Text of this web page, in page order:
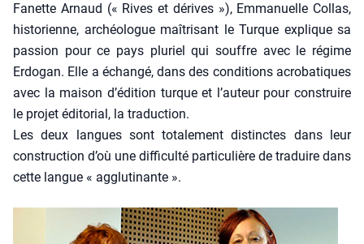
Fanette Arnaud (« Rives et dérives »), Emma­nuelle Col­las,
his­to­rienne, archéo­logue maî­tri­sant le Turque explique sa
pas­sion pour ce pays plu­riel qui souffre avec le régime
Erdo­gan. Elle a échan­gé, dans des condi­tions acro­ba­tiques
avec la mai­son d’édition turque et l’auteur pour construire
le pro­jet édi­to­rial, la tra­duc­tion.
Les deux langues sont tota­le­ment dis­tinctes dans leur
construc­tion d’où une dif­fi­cul­té par­ti­cu­lière de tra­duire dans
cette langue « agglu­ti­nante ».